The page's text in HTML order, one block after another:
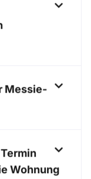
Messie-
Wohnung